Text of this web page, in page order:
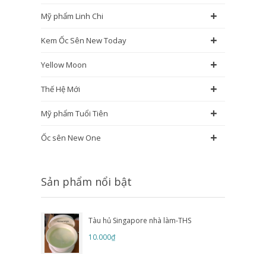
Mỹ phẩm Linh Chi +
Kem Ốc Sên New Today +
Yellow Moon +
Thế Hệ Mới +
Mỹ phẩm Tuổi Tiên +
Ốc sên New One +
Sản phẩm nổi bật
Tàu hủ Singapore nhà làm-THS
10.000₫